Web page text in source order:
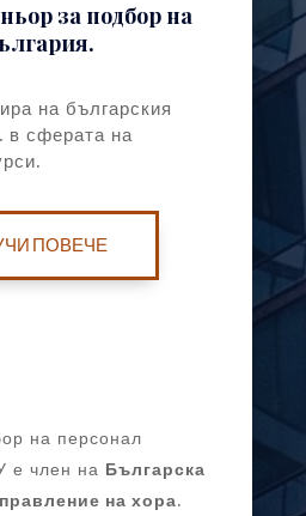
за подбор на
на българския
в сферата на
ПОВЕЧЕ
на персонал
е член на Българска
на хора.